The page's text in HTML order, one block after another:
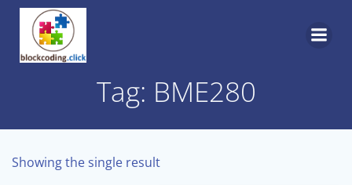
Tag: BME280
Showing the single result